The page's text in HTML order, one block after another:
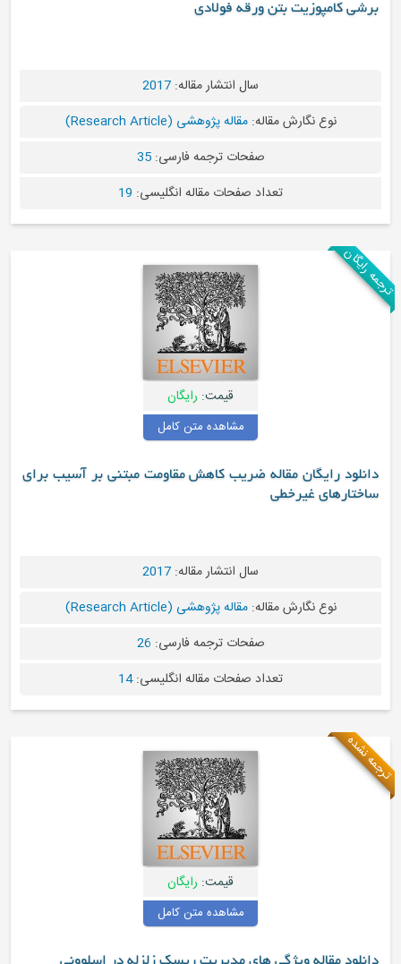
بتن ورقه فولادی
سال انتشار مقاله:2017
نگارش مقاله:مقاله پژوهشی (Research Article)
صفحات ترجمه فارسی:35
تعداد صفحات مقاله انگلیسی: 19
مشاهده متن کامل
مقاله ضریب کاهش مقاومت مبتنی بر آسیب برای
غیرخطی
سال انتشار مقاله:2017
نگارش مقاله:مقاله پژوهشی (Research Article)
صفحات ترجمه فارسی:26
تعداد صفحات مقاله انگلیسی: 14
مشاهده متن کامل